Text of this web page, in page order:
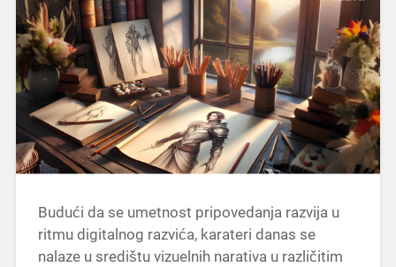
Budući da se umetnost pripovedanja razvija u
ritmu digitalnog razvića, karateri danas se
nalaze u središtu vizuelnih narativa u različitim